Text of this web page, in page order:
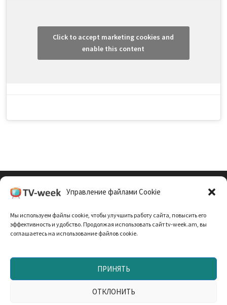
Управление файлами Cookie
Мы используем файлы cookie, чтобы улучшить работу сайта, повысить его
эффективность и удобство. Продолжая использовать сайт tv-week.am, вы
соглашаетесь на использование файлов cookie.
ПРИНЯТЬ
ОТКЛОНИТЬ
Click to accept marketing cookies and
enable this content
Политика Конфиденциальности
Запрещено использование материалов TV-неделя без
согласования с редакцией. При использовании